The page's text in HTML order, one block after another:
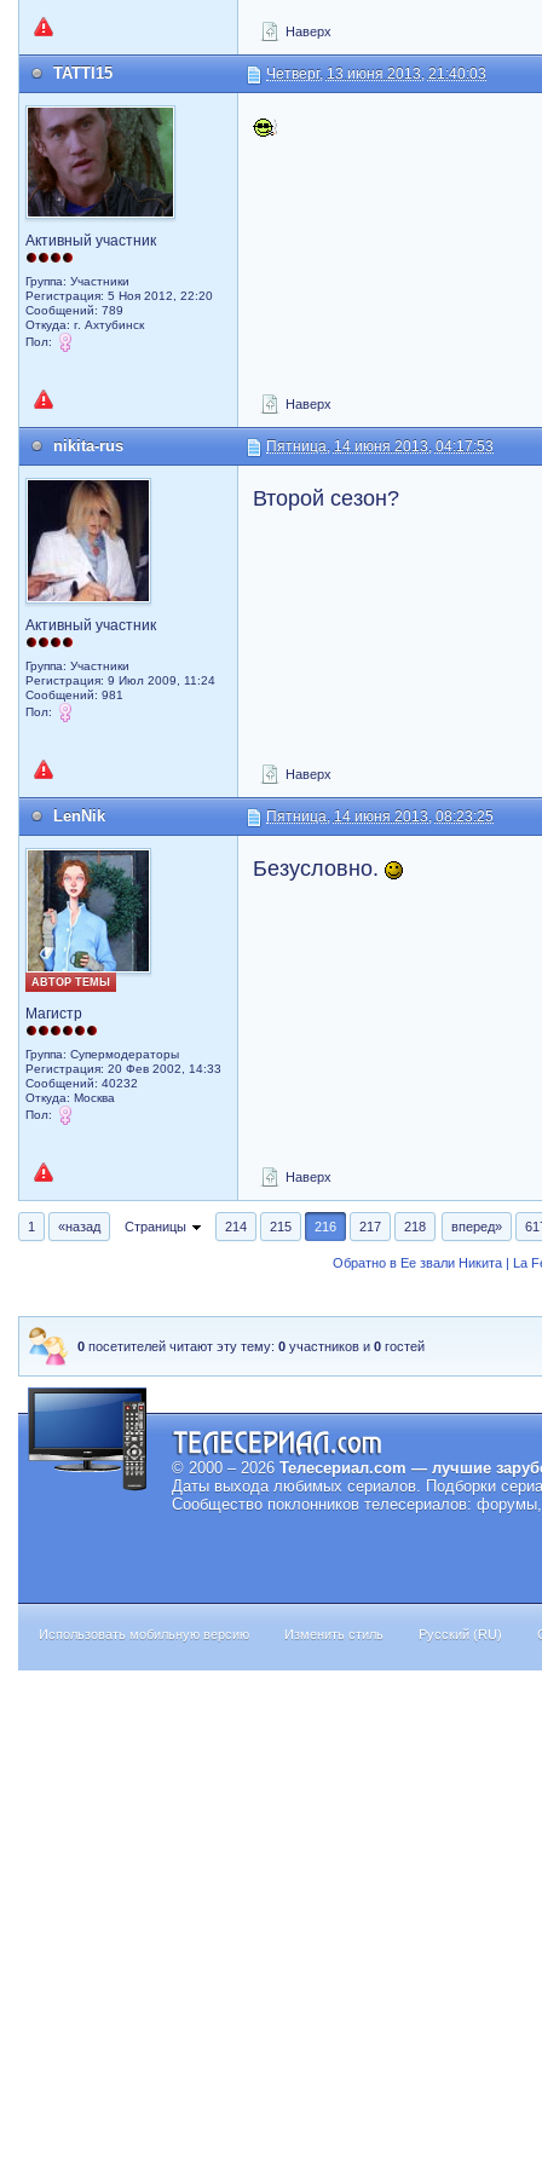
Наверх
TATTI15 Четверг, 13 июня 2013, 21:40:03
Активный участник
Группа: Участники
Регистрация: 5 Ноя 2012, 22:20
Сообщений: 789
Откуда: г. Ахтубинск
Пол:
Наверх
nikita-rus Пятница, 14 июня 2013, 04:17:53
Активный участник
Группа: Участники
Регистрация: 9 Июл 2009, 11:24
Сообщений: 981
Пол:
Второй сезон?
Наверх
LenNik Пятница, 14 июня 2013, 08:23:25
АВТОР ТЕМЫ
Магистр
Группа: Супермодераторы
Регистрация: 20 Фев 2002, 14:33
Сообщений: 40232
Откуда: Москва
Пол:
Безусловно.
Наверх
1 «назад Страницы 214 215 216 217 218 вперед»
Обратно в Ее звали Никита | La
0 посетителей читают эту тему:0 участников и0 гостей
© 2000 – 2026 Телесериал.com — лучшие
Даты выхода любимых сериалов. Подборки
Сообщество поклонников телесериалов:
Использовать мобильную версию Изменить стиль Русский (RU)